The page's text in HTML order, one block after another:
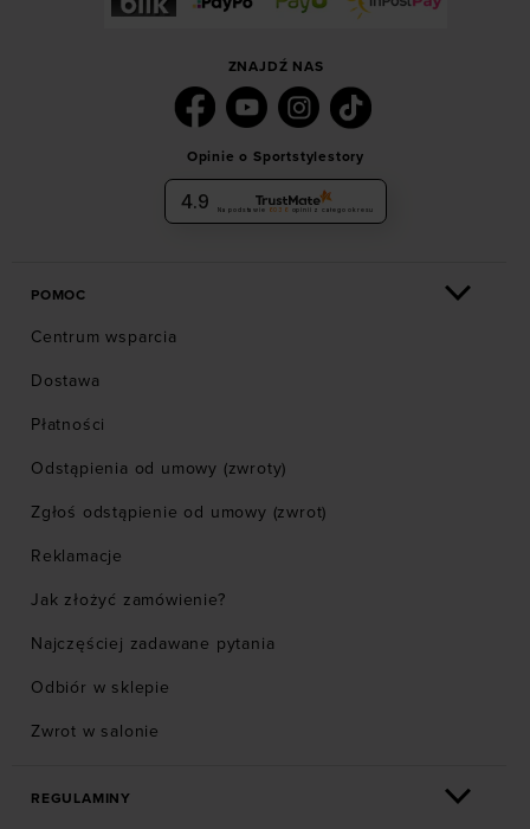
ZNAJDŹ NAS
Opinie o Sportstylestory
4.9 Na podstawie 6036 opinii z całego okresu
POMOC
Centrum wsparcia
Dostawa
Płatności
Odstąpienia od umowy (zwroty)
Zgłoś odstąpienie od umowy (zwrot)
Reklamacje
Jak złożyć zamówienie?
Najczęściej zadawane pytania
Odbiór w sklepie
Zwrot w salonie
REGULAMINY